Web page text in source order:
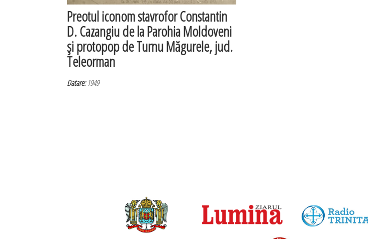
Preotul iconom stavrofor Constantin
D. Cazangiu de la Parohia Moldoveni
şi protopop de Turnu Măgurele, jud.
Teleorman
Datare:1949